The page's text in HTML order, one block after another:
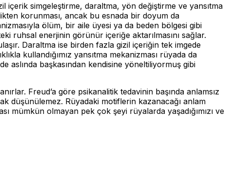
simgeleştirme, daraltma, yön değiştirme ve yansıtma
korunması, ancak bu esnada bir doyum da
ölüm, bir aile üyesi ya da beden bölgesi gibi
ruhsal enerjinin görünür içeriğe aktarılmasını sağlar.
Daraltma ise birden fazla gizil içeriğin tek imgede
kullandığımız yansıtma mekanizması rüyada da
aslında başkasından kendisine yöneltiliyormuş gibi
Freud’a göre psikanalitik tedavinin başında anlamsız
düşünülemez. Rüyadaki motiflerin kazanacağı anlam
mümkün olmayan pek çok şeyi rüyalarda yaşadığımızı ve